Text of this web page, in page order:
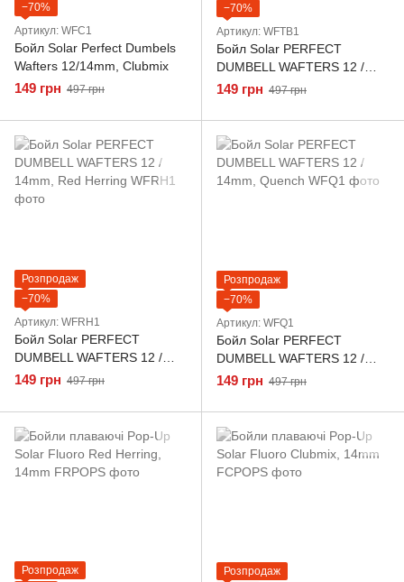
−70%
Артикул: WFC1
Бойл Solar Perfect Dumbels
Wafters 12/14mm, Clubmix
149 грн 497 грн
−70%
Артикул: WFTB1
Бойл Solar PERFECT
DUMBELL WAFTERS 12 /
14mm, Top Banana
149 грн 497 грн
Розпродаж
−70%
Артикул: WFRH1
Бойл Solar PERFECT
DUMBELL WAFTERS 12 /
14mm, Red Herring
149 грн 497 грн
Розпродаж
−70%
Артикул: WFQ1
Бойл Solar PERFECT
DUMBELL WAFTERS 12 /
14mm, Quench
149 грн 497 грн
Розпродаж
Розпродаж